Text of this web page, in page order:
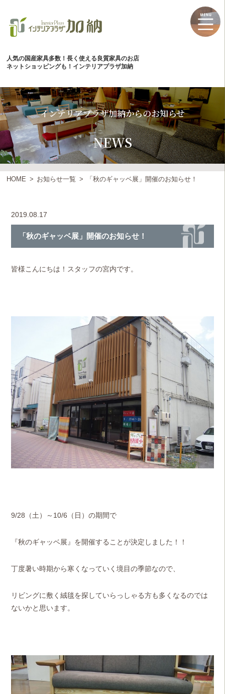
人気の国産家具多数！長く使える良質家具のお店
ネットショッピングも！インテリアプラザ加納
インテリアプラザ加納からのお知らせ
NEWS
HOME お知らせ一覧 「秋のギャッベ展」開催のお知らせ！
2019.08.17
「秋のギャッベ展」開催のお知らせ！
皆様こんにちは！スタッフの宮内です。
9/28（土）～10/6（日）の期間で
『秋のギャッベ展』を開催することが決定しました！！
丁度暑い時期から寒くなっていく境目の季節なので、
リビングに敷く絨毯を探していらっしゃる方も多くなるのでは
ないかと思います。